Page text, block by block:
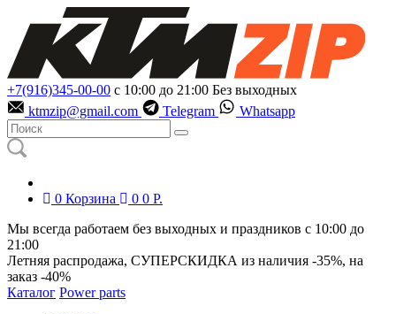
+7(916)345-00-00 с 10:00 до 21:00 Без выходных
ktmzip@gmail.com
Telegram Whatsapp
0 Корзина 0 0 Р.
Мы всегда работаем без выходных и праздников с 10:00 до
21:00
Летняя распродажа, СУПЕРСКИДКА из наличия -35%, на
заказ -40%
Каталог Power parts